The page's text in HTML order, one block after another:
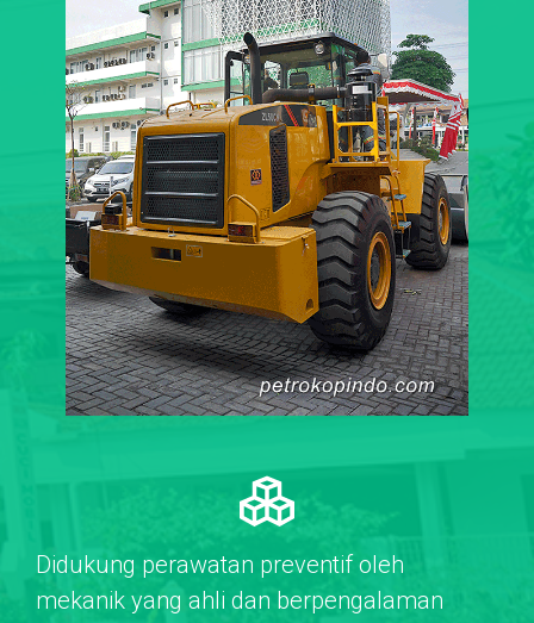
Didukung perawatan preventif oleh
mekanik yang ahli dan berpengalaman